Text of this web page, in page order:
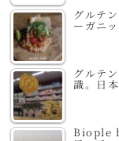
グルテ
ーガニ
グルテ
識。日
Biople